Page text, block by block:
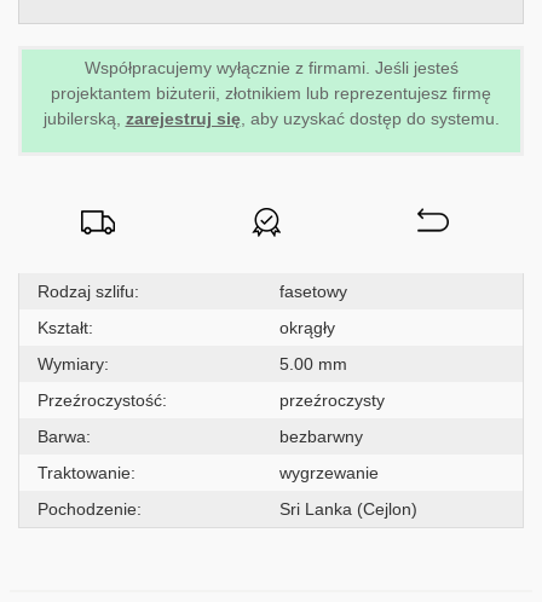
Współpracujemy wyłącznie z firmami. Jeśli jesteś
projektantem biżuterii, złotnikiem lub reprezentujesz firmę
jubilerską, zarejestruj się, aby uzyskać dostęp do systemu.
Rodzaj szlifu:
fasetowy
Kształt:
okrągły
Wymiary:
5.00 mm
Przeźroczystość:
przeźroczysty
Barwa:
bezbarwny
Traktowanie:
wygrzewanie
Pochodzenie:
Sri Lanka (Cejlon)